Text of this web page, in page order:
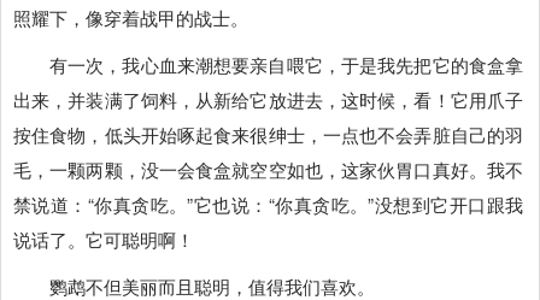
照耀下，像穿着战甲的战士。
有一次，我心血来潮想要亲自喂它，于是我先把它的食盒拿
出来，并装满了饲料，从新给它放进去，这时候，看！它用爪子
按住食物，低头开始啄起食来很绅士，一点也不会弄脏自己的羽
毛，一颗两颗，没一会食盒就空空如也，这家伙胃口真好。我不
禁说道：“你真贪吃。”它也说：“你真贪吃。”没想到它开口跟我
说话了。它可聪明啊！
鹦鹉不但美丽而且聪明，值得我们喜欢。